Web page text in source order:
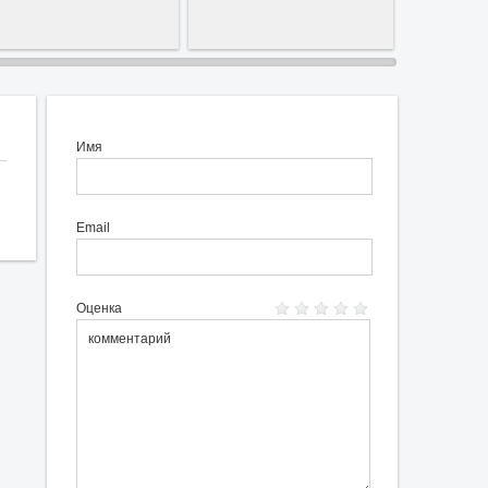
Имя
Email
Оценка